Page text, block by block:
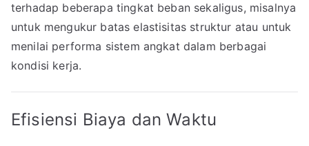
terhadap beberapa tingkat beban sekaligus, misalnya
untuk mengukur batas elastisitas struktur atau untuk
menilai performa sistem angkat dalam berbagai
kondisi kerja.
Efisiensi Biaya dan Waktu